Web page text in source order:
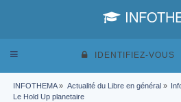
Toggle
IDENTIFIEZ-VOUS
INFOTHEMA» Actualité du Libre en général »
Le Hold Up planetaire